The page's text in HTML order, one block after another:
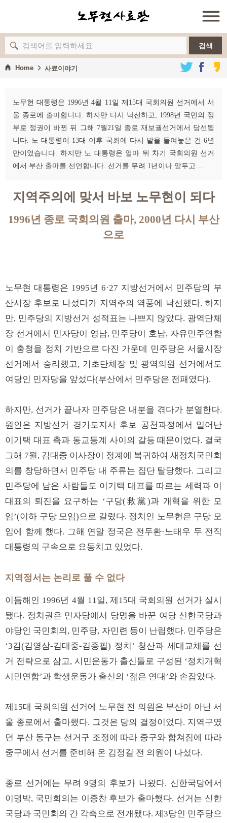
검색
Home 사료이야기
노무현 대통령은 1996년 4월 11일 제15대 국회의원 선거에서 서
울 종로에 출마합니다. 하지만 다시 낙선하고, 1998년 국민의 정
부로 정권이 바뀐 뒤 그해 7월21일 종로 재보궐선거에서 당선됩
니다. 노 대통령이 13대 이후 국회에 다시 발을 들여놓은 건 6년
만이었습니다. 하지만 노 대통령은 얼마 뒤 차기 국회의원 선거
에서 부산 출마를 선언합니다. 선거를 무려 1년이나 앞두고…
지역주의에 맞서 바보 노무현이 되다
1996년 종로 국회의원 출마, 2000년 다시 부산
으로
노무현 대통령은 1995년 6·27 지방선거에서 민주당의 부
산시장 후보로 나섰다가 지역주의 역풍에 낙선했다. 하지
만, 민주당의 지방선거 성적표는 나쁘지 않았다. 광역단체
장 선거에서 민자당이 영남, 민주당이 호남, 자유민주연합
이 충청을 정치 기반으로 다진 가운데 민주당은 서울시장
선거에서 승리했고, 기초단체장 및 광역의원 선거에서도
여당인 민자당을 앞섰다(부산에서 민주당은 전패였다).
하지만, 선거가 끝나자 민주당은 내분을 겪다가 분열한다.
원인은 지방선거 경기도지사 후보 공천과정에서 일어난
이기택 대표 측과 동교동계 사이의 갈등 때문이었다. 결국
그해 7월, 김대중 이사장이 정계에 복귀하여 새정치국민회
의를 창당하면서 민주당 내 주류는 집단 탈당했다. 그리고
민주당에 남은 사람들도 이기택 대표를 따르는 세력과 이
대표의 퇴진을 요구하는 ‘구당(救黨)과 개혁을 위한 모
임’(이하 구당 모임)으로 갈렸다. 정치인 노무현은 구당 모
임에 함께 했다. 그해 연말 정국은 전두환·노태우 두 전직
대통령의 구속으로 요동치고 있었다.
지역정서는 논리로 풀 수 없다
이듬해인 1996년 4월 11일, 제15대 국회의원 선거가 실시
됐다. 정치권은 민자당에서 당명을 바꾼 여당 신한국당과
야당인 국민회의, 민주당, 자민련 등이 난립했다. 민주당은
‘3김(김영삼-김대중-김종필) 정치’ 청산과 세대교체를 선
거 전략으로 삼고, 시민운동가 출신들로 구성된 ‘정치개혁
시민연합’과 학생운동가 출신의 ‘젊은 연대’와 손잡았다.
제15대 국회의원 선거에 노무현 전 의원은 부산이 아닌 서
울 종로에서 출마했다. 그것은 당의 결정이었다. 지역구였
던 부산 동구는 선거구 조정에 따라 중구와 합쳐짐에 따라
중구에서 선거를 준비해 온 김정길 전 의원이 나섰다.
종로 선거에는 무려 9명의 후보가 나왔다. 신한국당에서
이명박, 국민회의는 이종찬 후보가 출마했다. 선거는 신한
국당과 국민회의 간 각축으로 전개됐다. 제3당인 민주당으